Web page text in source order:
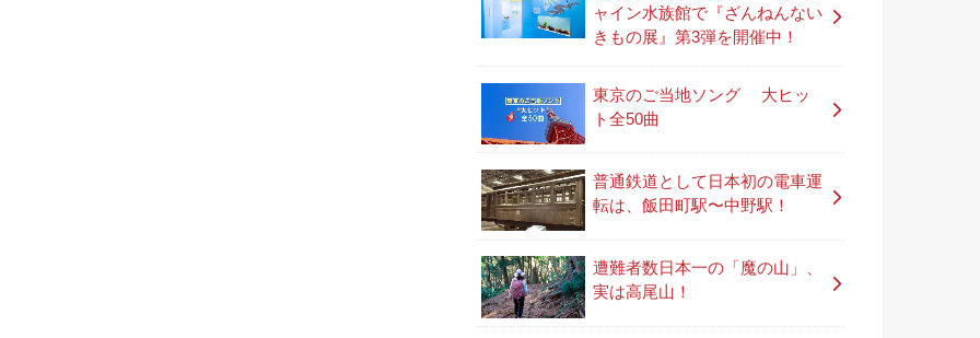
ャイン水族館で『ざんねんない
きもの展』第3弾を開催中！
東京のご当地ソング 大ヒッ
ト全50曲
普通鉄道として日本初の電車運
転は、飯田町駅〜中野駅！
遭難者数日本一の「魔の山」、
実は高尾山！